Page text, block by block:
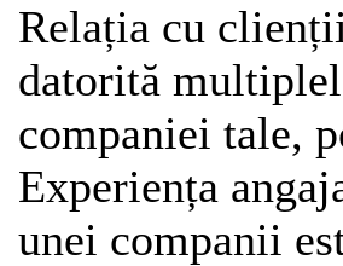
Relația cu
datorită
companiei tale,
Experiența
unei companii